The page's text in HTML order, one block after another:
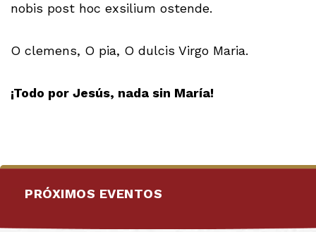
nobis post hoc exsilium ostende.
O clemens, O pia, O dulcis Virgo Maria.
¡Todo por Jesús, nada sin María!
PRÓXIMOS EVENTOS